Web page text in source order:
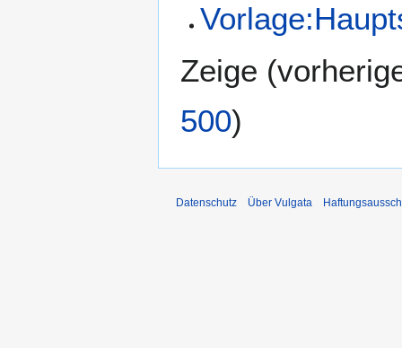
Zeige (
500)
Datenschutz Über Vulgata